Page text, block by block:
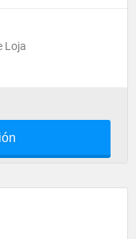
Loja